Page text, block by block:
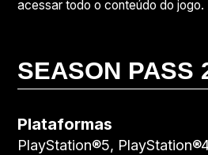
acessar todo o conteúdo do jogo.
SEASON PASS
Plataformas
PlayStation®5,